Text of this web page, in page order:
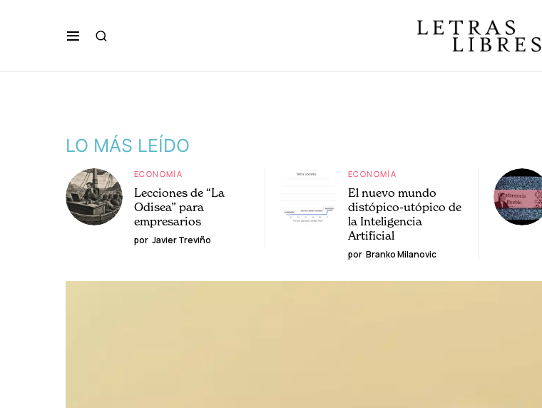
LO MÁS LEÍDO
ECONOMÍA
Lecciones de “La
Odisea” para
empresarios
por Javier Treviño
ECONOMÍA
El nuevo mundo
distópico-utópico de
la Inteligencia
Artificial
por Branko Milanovic